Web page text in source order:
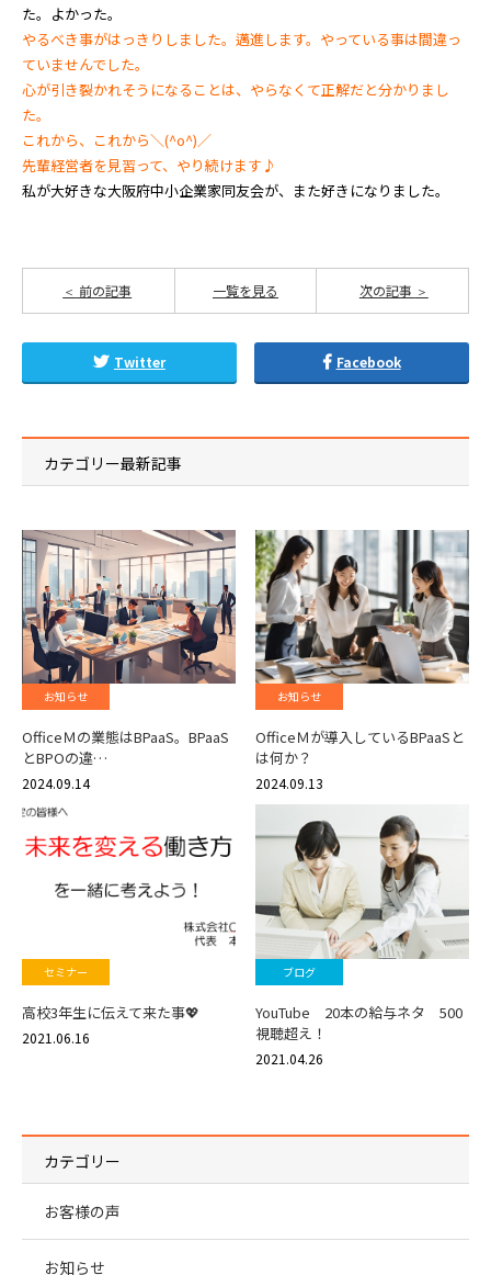
た。よかった。
やるべき事がはっきりしました。邁進します。やっている事は間違っ
ていませんでした。
心が引き裂かれそうになることは、やらなくて正解だと分かりまし
た。
これから、これから＼(^o^)／
先輩経営者を見習って、やり続けます♪
私が大好きな大阪府中小企業家同友会が、また好きになりました。
前の記事 次の記事
一覧を見る
Twitter Facebook
カテゴリー最新記事
お知らせ
OfficeＭの業態はBPaaS。BPaaS
とBPOの違…
2024.09.14
お知らせ
OfficeＭが導入しているBPaaSと
は何か？
2024.09.13
セミナー
高校3年生に伝えて来た事💖
2021.06.16
ブログ
YouTube 20本の給与ネタ 500
視聴超え！
2021.04.26
カテゴリー
お客様の声
お知らせ